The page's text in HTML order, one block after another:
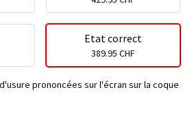
Etat correct
389.95 CHF
prononcées sur l'écran sur la coque